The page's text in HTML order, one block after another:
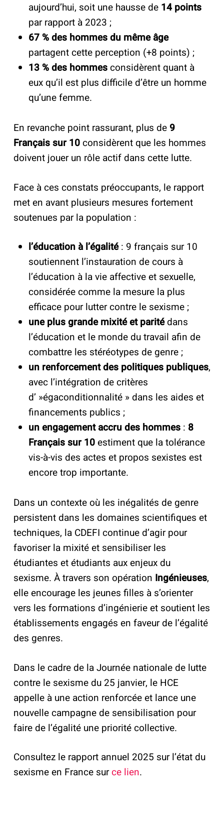
aujourd’hui, soit une hausse de 14 points
par rapport à 2023 ;
67 % des hommes du même âge
partagent cette perception (+8 points) ;
13 % des hommesconsidèrent quant à
eux qu’il est plus difficile d’être un homme
qu’une femme.
En revanche point rassurant, plus de 9
Français sur 10considèrent que les hommes
doivent jouer un rôle actif dans cette lutte.
Face à ces constats préoccupants, le rapport
met en avant plusieurs mesures fortement
soutenues par la population :
l’éducation à l’égalité: 9 français sur 10
soutiennent l’instauration de cours à
l’éducation à la vie affective et sexuelle,
considérée comme la mesure la plus
efficace pour lutter contre le sexisme ;
une plus grande mixité et paritédans
l’éducation et le monde du travail afin de
combattre les stéréotypes de genre ;
un renforcement des politiques publiques,
avec l’intégration de critères
d’ »égaconditionnalité » dans les aides et
financements publics ;
un engagement accru des hommes: 8
Français sur 10estiment que la tolérance
vis-à-vis des actes et propos sexistes est
encore trop importante.
Dans un contexte où les inégalités de genre
persistent dans les domaines scientifiques et
techniques, la CDEFI continue d’agir pour
favoriser la mixité et sensibiliser les
étudiantes et étudiants aux enjeux du
sexisme. À travers son opération Ingénieuses,
elle encourage les jeunes filles à s’orienter
vers les formations d’ingénierie et soutient les
établissements engagés en faveur de l’égalité
des genres.
Dans le cadre de la Journée nationale de lutte
contre le sexisme du 25 janvier, le HCE
appelle à une action renforcée et lance une
nouvelle campagne de sensibilisation pour
faire de l’égalité une priorité collective.
Consultez le rapport annuel 2025 sur l’état du
sexisme en France surce lien.